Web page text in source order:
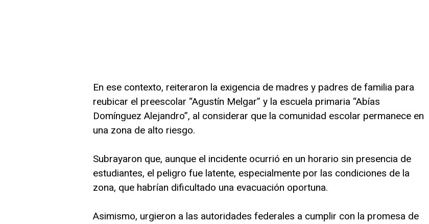
En ese contexto, reiteraron la exigencia de madres y padres de familia para
reubicar el preescolar “Agustín Melgar” y la escuela primaria “Abías
Domínguez Alejandro”, al considerar que la comunidad escolar permanece en
una zona de alto riesgo.
Subrayaron que, aunque el incidente ocurrió en un horario sin presencia de
estudiantes, el peligro fue latente, especialmente por las condiciones de la
zona, que habrían dificultado una evacuación oportuna.
Asimismo, urgieron a las autoridades federales a cumplir con la promesa de